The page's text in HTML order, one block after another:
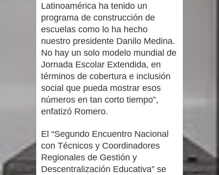
Latinoamérica ha tenido un
programa de construcción de
escuelas como lo ha hecho
nuestro presidente Danilo Medina.
No hay un solo modelo mundial de
Jornada Escolar Extendida, en
términos de cobertura e inclusión
social que pueda mostrar esos
números en tan corto tiempo”,
enfatizó Romero.
El “Segundo Encuentro Nacional
con Técnicos y Coordinadores
Regionales de Gestión y
Descentralización Educativa” se